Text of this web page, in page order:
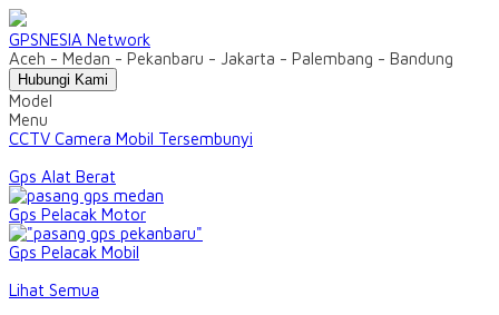
GPSNESIA Network
Aceh - Medan - Pekanbaru - Jakarta - Palembang - Bandung
Hubungi Kami
Model
Menu
CCTV Camera Mobil Tersembunyi
Gps Alat Berat
Gps Pelacak Motor
Gps Pelacak Mobil
Lihat Semua